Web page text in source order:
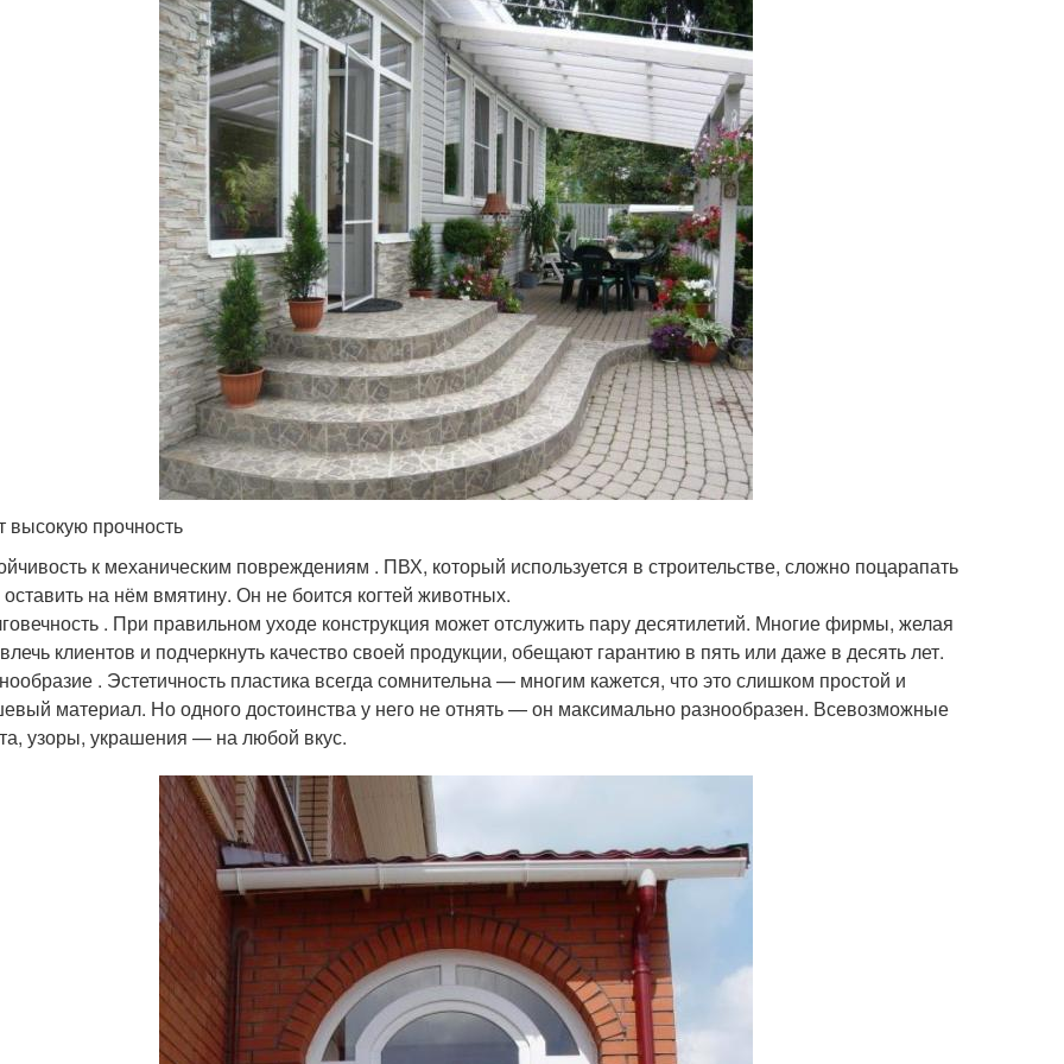
прочность
к механическим повреждениям . ПВХ, который используется в строительстве, сложно поцарапать
на нём вмятину. Он не боится когтей животных.
. При правильном уходе конструкция может отслужить пару десятилетий. Многие фирмы, желая
клиентов и подчеркнуть качество своей продукции, обещают гарантию в пять или даже в десять лет.
. Эстетичность пластика всегда сомнительна — многим кажется, что это слишком простой и
материал. Но одного достоинства у него не отнять — он максимально разнообразен. Всевозможные
узоры, украшения — на любой вкус.